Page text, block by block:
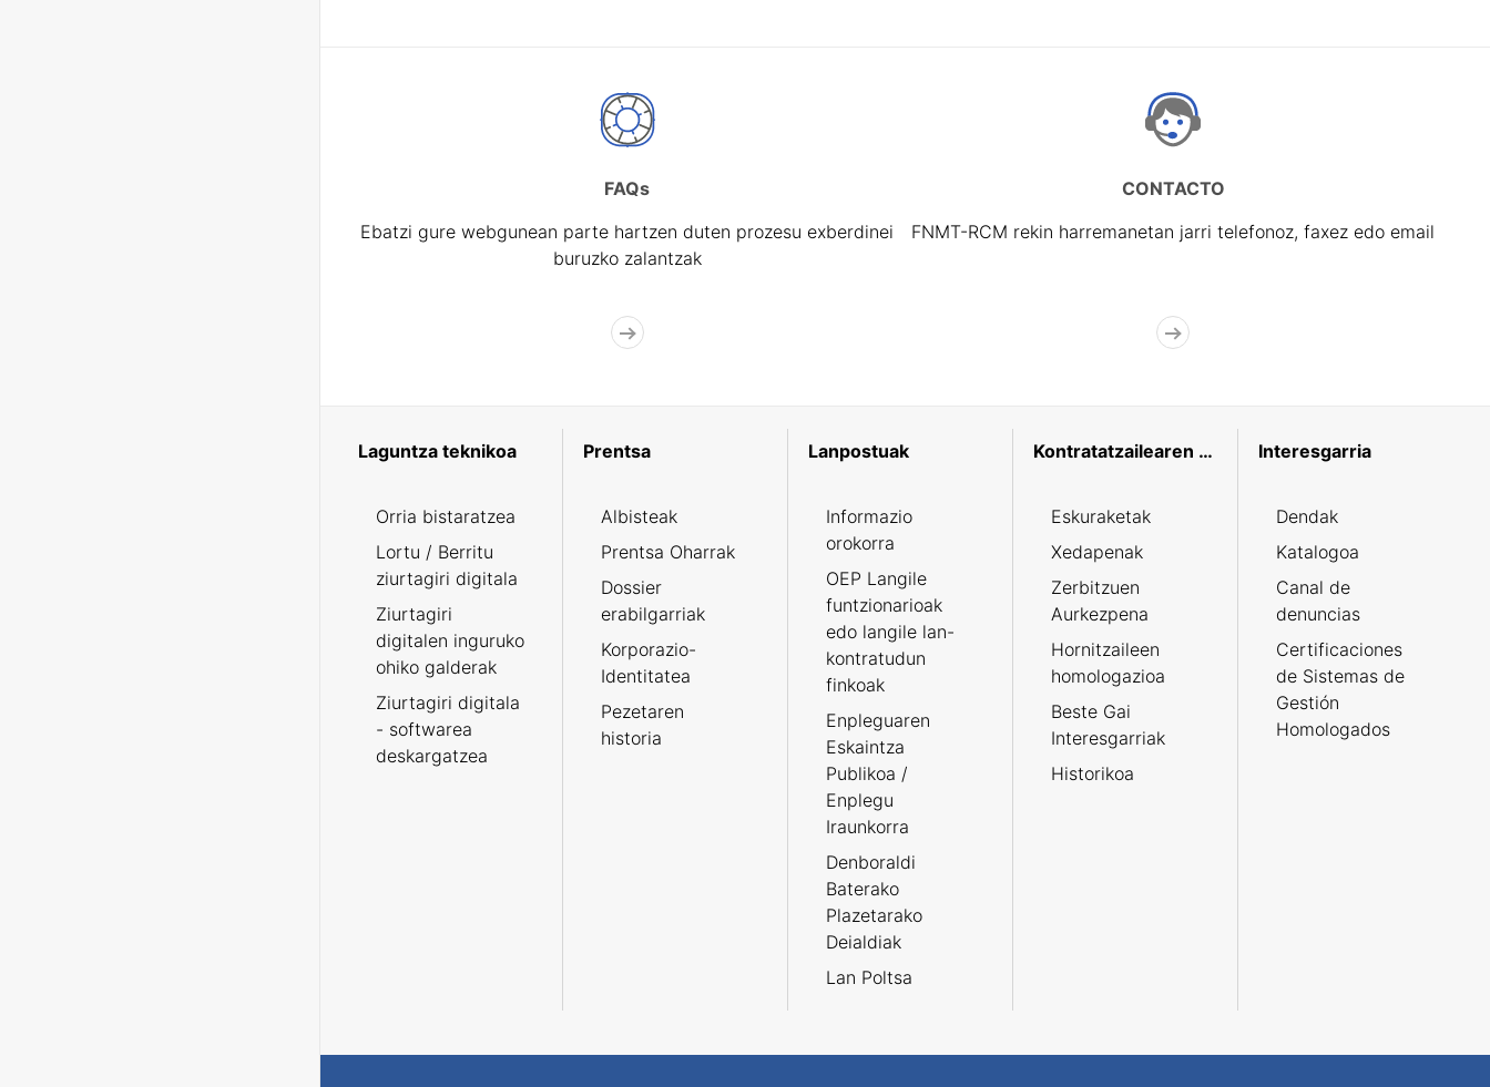
FAQs
Ebatzi gure webgunean parte hartzen duten prozesu exberdinei
buruzko zalantzak
CONTACTO
FNMT-RCM rekin harremanetan jarri telefonoz, faxez edo email
Laguntza teknikoa
Orria bistaratzea
Lortu / Berritu
ziurtagiri digitala
Ziurtagiri
digitalen inguruko
ohiko galderak
Ziurtagiri digitala
- softwarea
deskargatzea
Prentsa
Albisteak
Prentsa Oharrak
Dossier
erabilgarriak
Korporazio-
Identitatea
Pezetaren
historia
Lanpostuak
Informazio
orokorra
OEP Langile
funtzionarioak
edo langile lan-
kontratudun
finkoak
Enpleguaren
Eskaintza
Publikoa /
Enplegu
Iraunkorra
Denboraldi
Baterako
Plazetarako
Deialdiak
Lan Poltsa
Kontratatzailearen profila
Eskuraketak
Xedapenak
Zerbitzuen
Aurkezpena
Hornitzaileen
homologazioa
Beste Gai
Interesgarriak
Historikoa
Interesgarria
Dendak
Katalogoa
Canal de
denuncias
Certificaciones
de Sistemas de
Gestión
Homologados